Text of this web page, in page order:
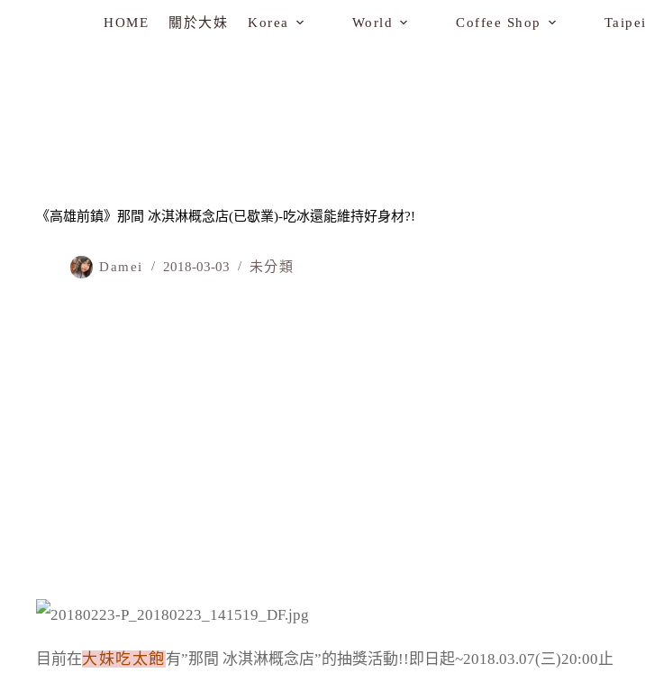
HOME 關於大妹 Korea World Coffee Shop Taipei
《高雄前鎮》那間 冰淇淋概念店(已歇業)-吃冰還能維持好身材?!
Damei 2018-03-03 未分類
目前在大妹吃太飽有”那間 冰淇淋概念店”的抽獎活動!!即日起~2018.03.07(三)20:00止